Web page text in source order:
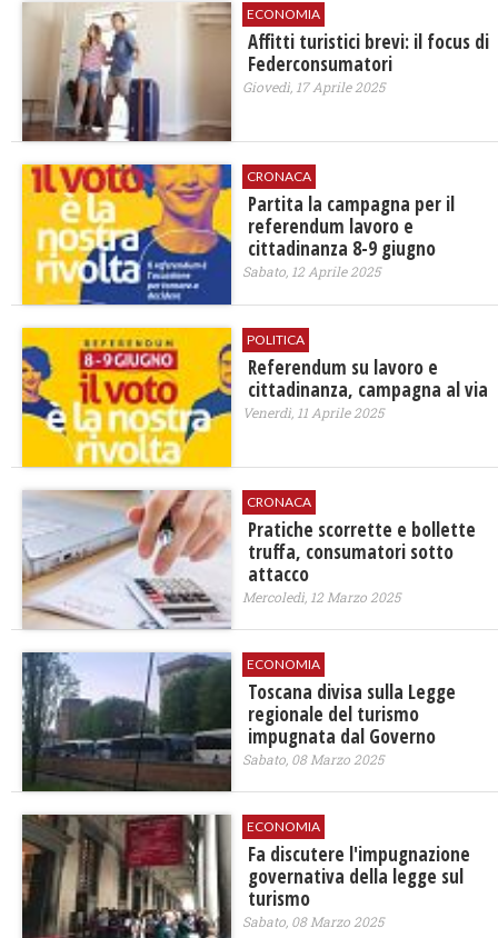
ECONOMIA
Affitti turistici brevi: il focus di
Federconsumatori
Giovedì, 17 Aprile 2025
CRONACA
Partita la campagna per il
referendum lavoro e
cittadinanza 8-9 giugno
Sabato, 12 Aprile 2025
POLITICA
Referendum su lavoro e
cittadinanza, campagna al via
Venerdì, 11 Aprile 2025
CRONACA
Pratiche scorrette e bollette
truffa, consumatori sotto
attacco
Mercoledì, 12 Marzo 2025
ECONOMIA
Toscana divisa sulla Legge
regionale del turismo
impugnata dal Governo
Sabato, 08 Marzo 2025
ECONOMIA
Fa discutere l'impugnazione
governativa della legge sul
turismo
Sabato, 08 Marzo 2025